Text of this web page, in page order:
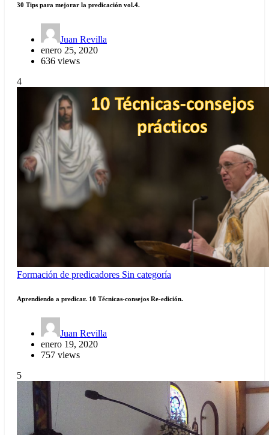
30 Tips para mejorar la predicación vol.4.
Juan Revilla
enero 25, 2020
636 views
4
Formación de predicadores Sin categoría
Aprendiendo a predicar. 10 Técnicas-consejos Re-edición.
Juan Revilla
enero 19, 2020
757 views
5